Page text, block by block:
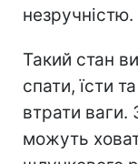
незручністю.
Такий стан
спати, їсти
втрати
можуть